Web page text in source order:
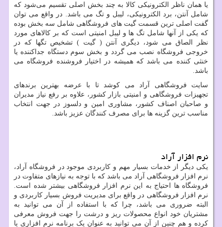
یا همان ناظر الکترونیکی کالا به چند بخش اصلی تقسیم می‌شود که
شامل آنتن، برد الکترونیکی، لیبل و تگ می باشد. در واقع می توان
گفت اصلی ترین قسمت گیت های فروشگاهی شامل سه بخش بوده
که یکی از آنها شامل تگ ها و لیبل امنیتی است که بر کالاهای مورد
نظر الصاق می شود، دیگری آنتن ( گیت ) تشخیص تگها که در
خروجی فروشگاه نصب می گردد و بخش سوم دستگاه جداکننده یا
خنثی کننده می باشد که همیشه در اختیار فروشنده فروشگاه می
باشد.
سایت فروشگاهی آراد می کوشد تا با عرضه بهترین برندهای
تجهیزات فروشگاهی و امنیتی بازار کشور، علاوه بر رفع نیاز مدیران
و صاحبان اصناف کشور، مشاوری امین و دلسوز در جهت انتخاب
مناسب ترین گزینه ها برای مصرف کنندگان عزیز باشد.
نرم افزار آراد
یکی دیگر از خدمات بسیار مهم و کاربردی موجود در فروشگاه آراد،
نرم افزار فروشگاهی آراد می باشد که با توجه به نیازهای متفاوت در
فروشگاه ها احتیاج به این نرم افزار فروشگاهی بیشتر شده است.
نرم افزار فروشگاهی در واقع برای مدیریت فروش بسیار کاربردی و
البته ضروری می باشد، چرا که با استفاده از آن می توانید به
مشتریان خود انواع محصولات ریز و درشت را جهت فروش معرفی
کرده و هم چنین از آن می توانید به عنوان یک برنامه نرم افزاری یا